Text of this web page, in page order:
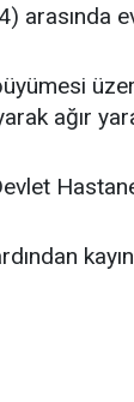
arasında
ağır